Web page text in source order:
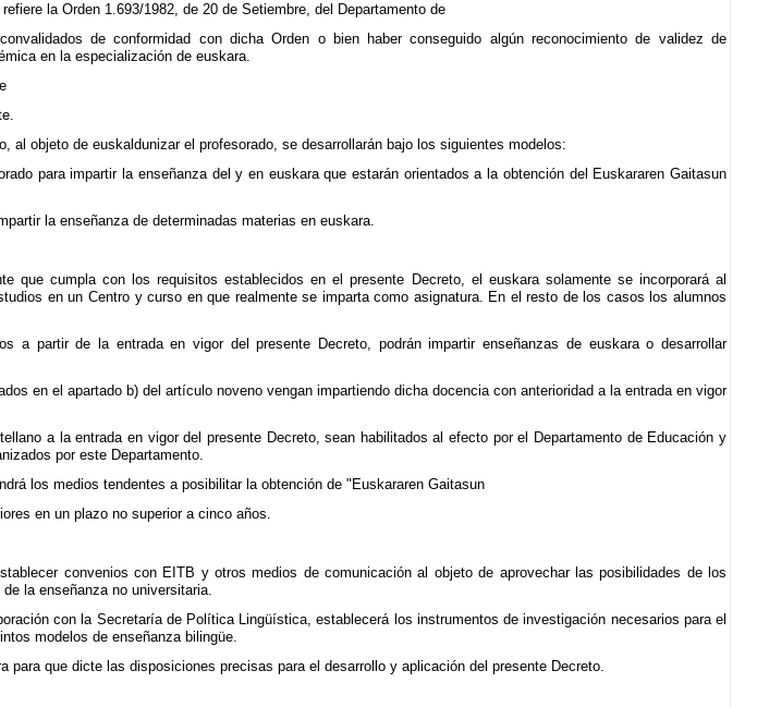
la Orden 1.693/1982, de 20 de Setiembre, del Departamento de
de conformidad con dicha Orden o bien haber conseguido algún reconocimiento de validez de
en la especialización de euskara.
al objeto de euskaldunizar el profesorado, se desarrollarán bajo los siguientes modelos:
para impartir la enseñanza del y en euskara que estarán orientados a la obtención del Euskararen Gaitasun
la enseñanza de determinadas materias en euskara.
que cumpla con los requisitos establecidos en el presente Decreto, el euskara solamente se incorporará al
en un Centro y curso en que realmente se imparta como asignatura. En el resto de los casos los alumnos
a partir de la entrada en vigor del presente Decreto, podrán impartir enseñanzas de euskara o desarrollar
en el apartado b) del artículo noveno vengan impartiendo dicha docencia con anterioridad a la entrada en vigor
a la entrada en vigor del presente Decreto, sean habilitados al efecto por el Departamento de Educación y
por este Departamento.
los medios tendentes a posibilitar la obtención de "Euskararen Gaitasun
en un plazo no superior a cinco años.
convenios con EITB y otros medios de comunicación al objeto de aprovechar las posibilidades de los
la enseñanza no universitaria.
con la Secretaría de Política Lingüística, establecerá los instrumentos de investigación necesarios para el
modelos de enseñanza bilingüe.
para que dicte las disposiciones precisas para el desarrollo y aplicación del presente Decreto.